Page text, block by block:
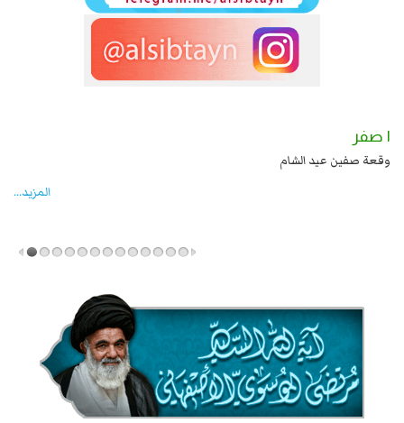
علي بن الحسين عليهما السلام قتل صاحب الزنج